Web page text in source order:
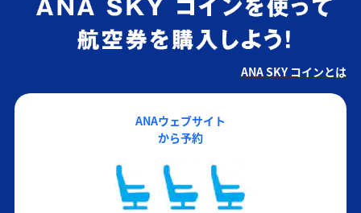
ANA SKY コインとは
ANAウェブサイト
から予約